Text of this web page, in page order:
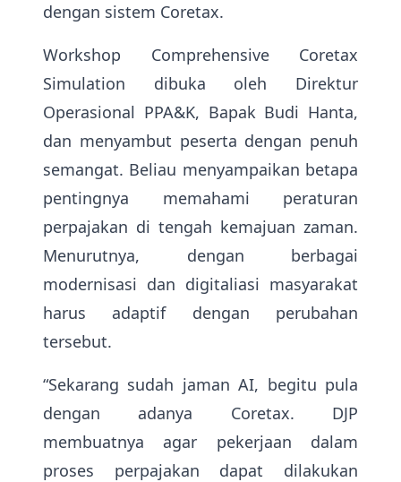
dengan sistem Coretax.
Workshop Comprehensive Coretax
Simulation dibuka oleh Direktur
Operasional PPA&K, Bapak Budi Hanta,
dan menyambut peserta dengan penuh
semangat. Beliau menyampaikan betapa
pentingnya memahami peraturan
perpajakan di tengah kemajuan zaman.
Menurutnya, dengan berbagai
modernisasi dan digitaliasi masyarakat
harus adaptif dengan perubahan
tersebut.
“Sekarang sudah jaman AI, begitu pula
dengan adanya Coretax. DJP
membuatnya agar pekerjaan dalam
proses perpajakan dapat dilakukan